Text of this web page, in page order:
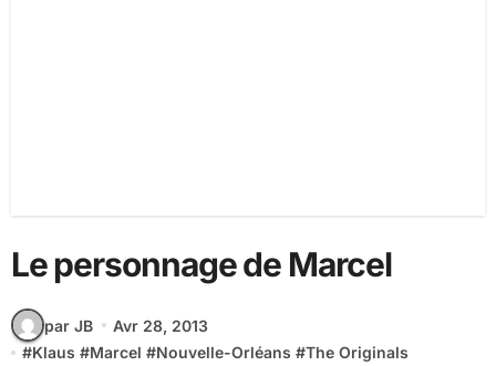
Le personnage de Marcel
par JB
Avr 28, 2013
#Klaus #Marcel #Nouvelle-Orléans #The Originals